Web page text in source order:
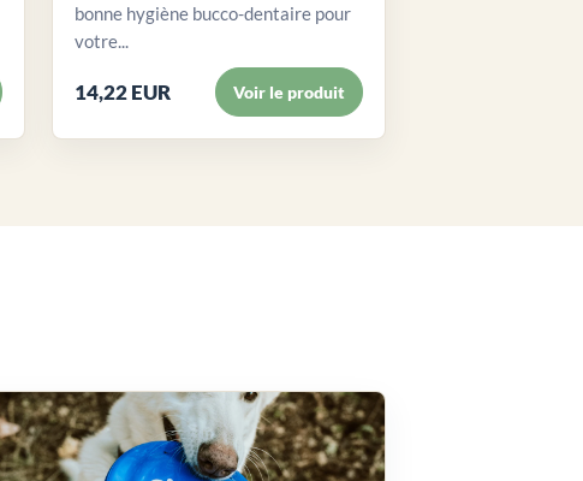
bonne hygiène bucco-dentaire pour
votre...
14,22 EUR Voir le produit